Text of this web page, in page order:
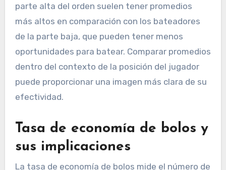
parte alta del orden suelen tener promedios
más altos en comparación con los bateadores
de la parte baja, que pueden tener menos
oportunidades para batear. Comparar promedios
dentro del contexto de la posición del jugador
puede proporcionar una imagen más clara de su
efectividad.
Tasa de economía de bolos y
sus implicaciones
La tasa de economía de bolos mide el número de